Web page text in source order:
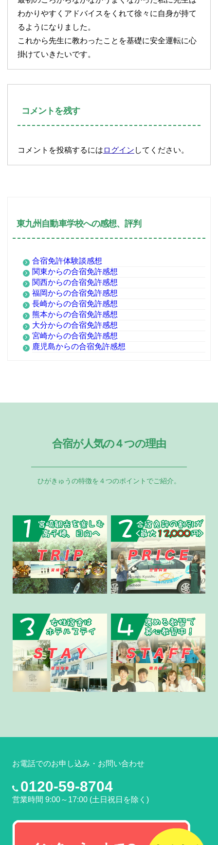
わかりやすくアドバイスをくれて徐々に自身が持て
るようになりました。
これから先生に教わったことを基礎に安全運転に心
掛けていきたいです。
コメントを残す
コメントを投稿するには ログイン してください。
東九州自動車学校への感想、評判
合宿免許体験談感想
関東からの合宿免許感想
関西からの合宿免許感想
福岡からの合宿免許感想
長崎からの合宿免許感想
熊本からの合宿免許感想
大分からの合宿免許感想
宮崎からの合宿免許感想
鹿児島からの合宿免許感想
合宿が人気の４つの理由
ひがきゅうの特徴を４つのポイントでご紹介。
お電話でのお申し込み・お問い合わせ
0120-59-8704
営業時間 9:00～17:00 (土日祝日を除く)